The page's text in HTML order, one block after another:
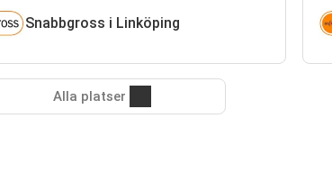
Snabbgross i Linköping
Alla platser